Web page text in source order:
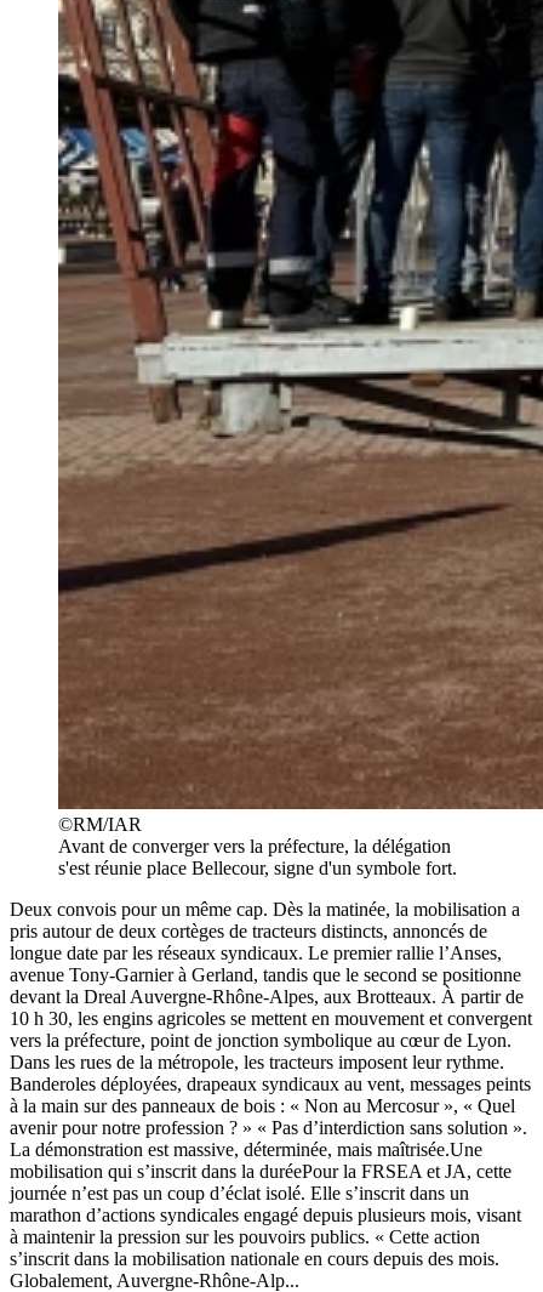
©RM/IAR
Avant de converger vers la préfecture, la délégation
s'est réunie place Bellecour, signe d'un symbole fort.
Deux convois pour un même cap. Dès la matinée, la mobilisation a
pris autour de deux cortèges de tracteurs distincts, annoncés de
longue date par les réseaux syndicaux. Le premier rallie l’Anses,
avenue Tony-Garnier à Gerland, tandis que le second se positionne
devant la Dreal Auvergne-Rhône-Alpes, aux Brotteaux. À partir de
10 h 30, les engins agricoles se mettent en mouvement et convergent
vers la préfecture, point de jonction symbolique au cœur de Lyon.
Dans les rues de la métropole, les tracteurs imposent leur rythme.
Banderoles déployées, drapeaux syndicaux au vent, messages peints
à la main sur des panneaux de bois : « Non au Mercosur », « Quel
avenir pour notre profession ? » « Pas d’interdiction sans solution ».
La démonstration est massive, déterminée, mais maîtrisée.Une
mobilisation qui s’inscrit dans la duréePour la FRSEA et JA, cette
journée n’est pas un coup d’éclat isolé. Elle s’inscrit dans un
marathon d’actions syndicales engagé depuis plusieurs mois, visant
à maintenir la pression sur les pouvoirs publics. « Cette action
s’inscrit dans la mobilisation nationale en cours depuis des mois.
Globalement, Auvergne-Rhône-Alp...